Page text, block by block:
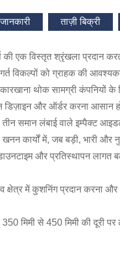
ताज़ी बिक्री
की एक विस्तृत श्रृंखला प्रदान
विकल्पों को ग्राहक की
कारखाना थोक सामग्री
और ऑर्डर करना आसान
समान लंबाई वाले इम्पैक्ट
कार्यों में, जब बड़ी, भारी और
और प्रतिस्थापन लागत
क्षेत्र में कुशनिंग प्रदान करना
मिमी से 450 मिमी की दूरी